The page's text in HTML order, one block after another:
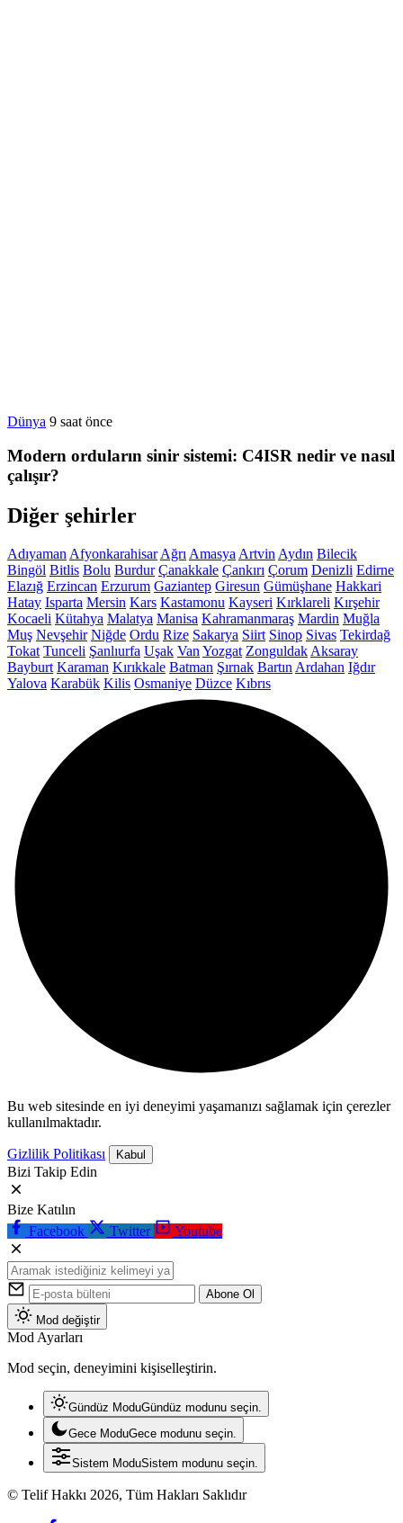
Dünya 9 saat önce
Modern orduların sinir sistemi: C4ISR nedir ve nasıl
çalışır?
Diğer şehirler
Adıyaman Afyonkarahisar Ağrı Amasya Artvin Aydın Bilecik
Bingöl Bitlis Bolu Burdur Çanakkale Çankırı Çorum Denizli Edirne
Elazığ Erzincan Erzurum Gaziantep Giresun Gümüşhane Hakkari
Hatay Isparta Mersin Kars Kastamonu Kayseri Kırklareli Kırşehir
Kocaeli Kütahya Malatya Manisa Kahramanmaraş Mardin Muğla
Muş Nevşehir Niğde Ordu Rize Sakarya Siirt Sinop Sivas Tekirdağ
Tokat Tunceli Şanlıurfa Uşak Van Yozgat Zonguldak Aksaray
Bayburt Karaman Kırıkkale Batman Şırnak Bartın Ardahan Iğdır
Yalova Karabük Kilis Osmaniye Düzce Kıbrıs
Bu web sitesinde en iyi deneyimi yaşamanızı sağlamak için çerezler
kullanılmaktadır.
Gizlilik Politikası Kabul
Bizi Takip Edin
Bize Katılın
Facebook
Twitter Youtube
Abone Ol
Mod değiştir
Mod Ayarları
Mod seçin, deneyimini kişiselleştirin.
Gündüz ModuGündüz modunu seçin.
Gece ModuGece modunu seçin.
Sistem ModuSistem modunu seçin.
© Telif Hakkı 2026, Tüm Hakları Saklıdır